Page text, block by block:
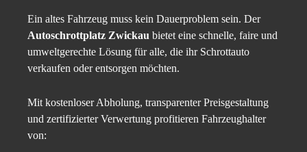
Ein altes Fahrzeug muss kein Dauerproblem sein. Der
Autoschrottplatz Zwickau bietet eine schnelle, faire und
umweltgerechte Lösung für alle, die ihr Schrottauto
verkaufen oder entsorgen möchten.
Mit kostenloser Abholung, transparenter Preisgestaltung
und zertifizierter Verwertung profitieren Fahrzeughalter
von: